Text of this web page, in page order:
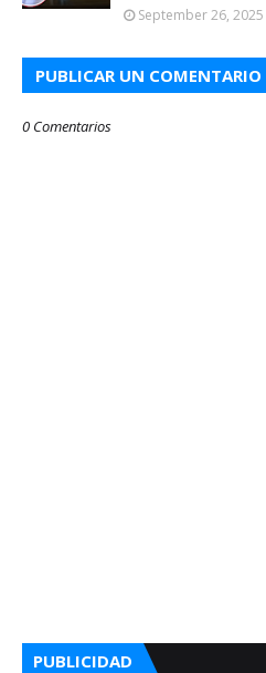
September 26, 2025
PUBLICAR UN COMENTARIO
0 Comentarios
PUBLICIDAD